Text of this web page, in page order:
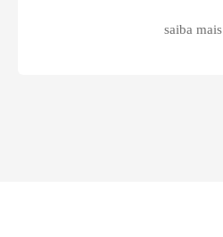
saiba mais